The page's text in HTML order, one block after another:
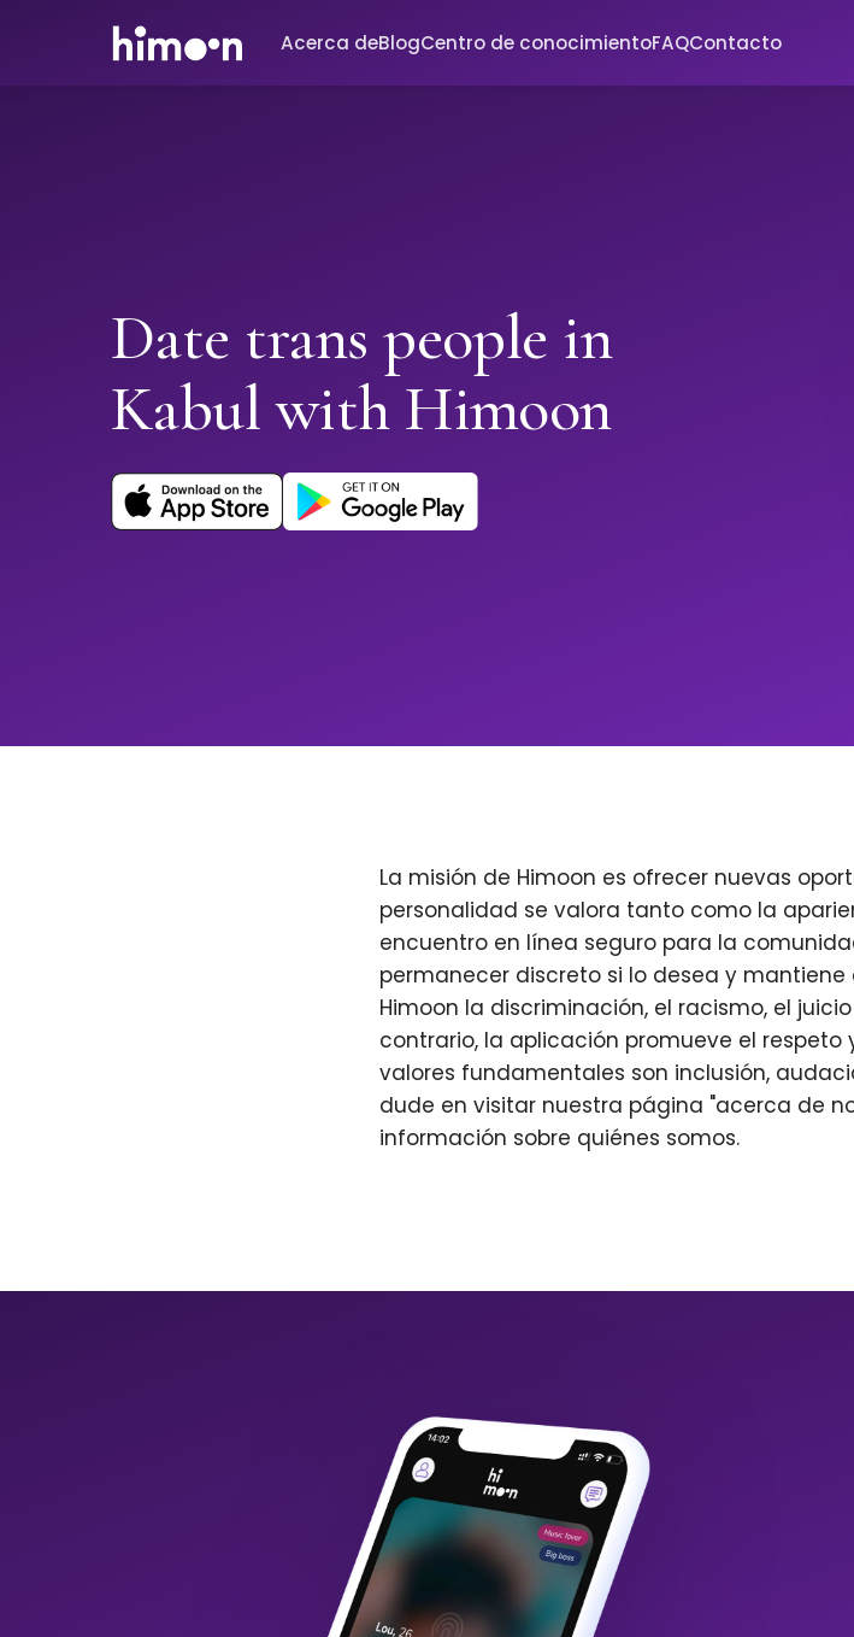
Acerca deBlogCentro de conocimientoFAQContacto
Date trans people in
Kabul with Himoon
La misión de Himoon es ofrecer nuevas
personalidad se valora tanto como la
encuentro en línea seguro para la
permanecer discreto si lo desea y
Himoon la discriminación, el racismo, el
contrario, la aplicación promueve el respeto
valores fundamentales son inclusión,
dude en visitar nuestra página "acerca de
información sobre quiénes somos.